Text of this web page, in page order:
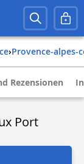
› provence-alpes-
Rezensionen
Port